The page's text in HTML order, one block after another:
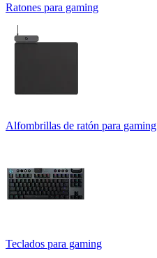
Ratones para gaming
Alfombrillas de ratón para gaming
Teclados para gaming